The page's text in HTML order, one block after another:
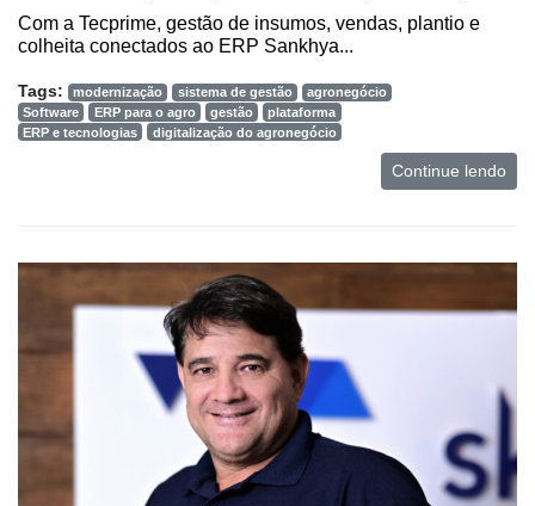
Com a Tecprime, gestão de insumos, vendas, plantio e
colheita conectados ao ERP Sankhya...
Tags: modernização sistema de gestão
agronegócio
Software
ERP para o agro gestão
plataforma
ERP e tecnologias
digitalização do agronegócio
Continue lendo